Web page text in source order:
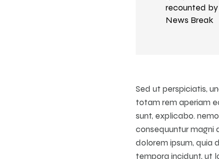
recounted
News Break
Sed ut perspiciatis,
totam rem aperiam
sunt, explicabo.
consequuntur magni
dolorem ipsum, quia
tempora incidunt, ut